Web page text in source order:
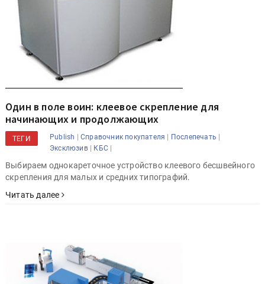
Один в поле воин: клеевое скрепление для
начинающих и продолжающих
ТЕГИ Publish |Справочник покупателя | Послепечать |
Эксклюзив| КБС |
Выбираем однокареточное устройство клеевого бесшвейного
скрепления для малых и средних типографий.
Читать далее